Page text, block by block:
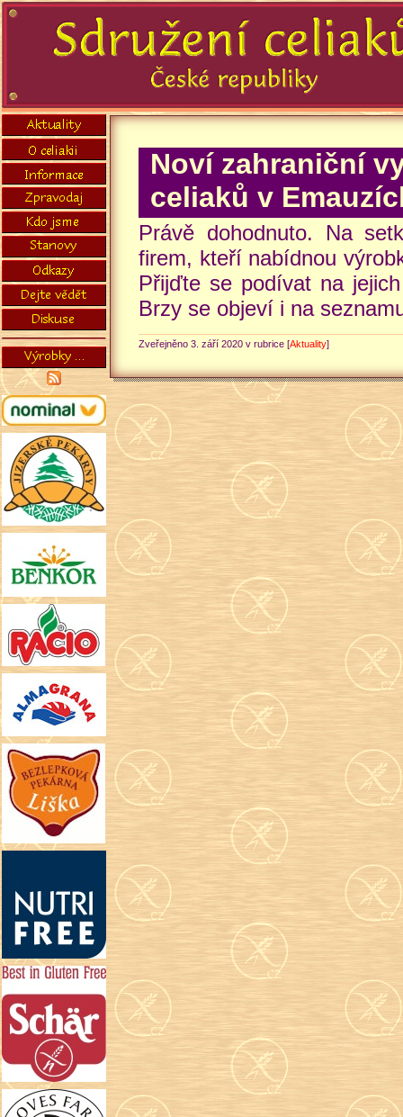
Noví zahraniční
celiaků v
Právě dohodnuto. Na
firem, kteří nabídnou
Přijďte se podívat na
Brzy se objeví i na
Zveřejněno 3. září 2020 v rubrice [Aktuality]